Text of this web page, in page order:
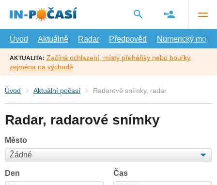
hlavní
Úvod
Aktuálně Radar Předpověď Numerický model
AKTUALITA: Začíná ochlazení, místy přeháňky nebo bouřky,
zejména na východě
Úvod Aktuální počasí Radarové snímky, radar
Radar, radarové snímky
Město
Den Čas